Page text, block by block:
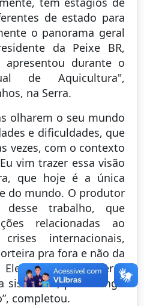
de estado para
o panorama geral
da Peixe BR,
apresentou durante o
de Aquicultura",
na Serra.
olharem o seu mundo
e dificuldades, que
vezes, com o contexto
vim trazer essa visão
que hoje é a única
do mundo. O produtor
trabalho, que
relacionadas ao
internacionais,
pra fora e não da
precisa aprender a
sistêmica, para atingir
completou.